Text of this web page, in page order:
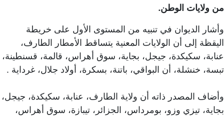
من ولايات الوطن.
وأشار الديوان في تنبيه من المستوى الأول على خريطة
اليقظة إلى أن الولايات المعنية يتساقط الأمطار الطارف،
عنابة، سكيكدة، جيجل، بجاية، سوق أهراس، قالمة، قسنطينة،
تبسة، خنشلة، أن البواقي، باتنة، بسكرة، أولاد جلال، غرداية .
وأضاف المصدر ذاته أن ولاية الطارف، عنابة، سكيكدة، جيجل،
بجاية، تيزي وزو، بومرداس، الجزائر، تيبازة، سوق أهراس،